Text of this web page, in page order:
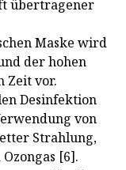
übertragener
Maske wird
der hohen
Zeit vor.
Desinfektion
von
Strahlung,
[6].